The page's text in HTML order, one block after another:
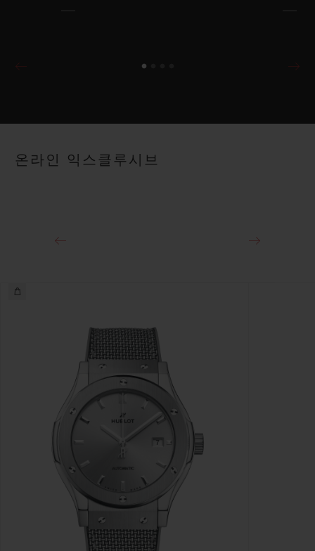
온라인 익스클루시브